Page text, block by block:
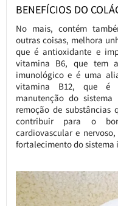
BENEFÍCIOS DO
No mais, contém
outras coisas, melhora
que é antioxidante e
vitamina B6, que tem
imunológico e é uma
vitamina B12, que é
manutenção do
remoção de substâncias
contribuir para o
cardiovascular e
fortalecimento do sistema